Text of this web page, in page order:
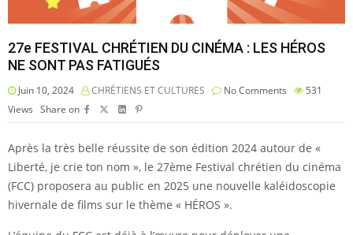
27e FESTIVAL CHRÉTIEN DU CINÉMA : LES HÉROS
NE SONT PAS FATIGUÉS
Juin 10, 2024 CHRÉTIENS ET CULTURES No Comments
531
Views Share on
Après la très belle réussite de son édition 2024 autour de «
Liberté, je crie ton nom », le 27ème Festival chrétien du cinéma
(FCC) proposera au public en 2025 une nouvelle kaléidoscopie
hivernale de films sur le thème « HÉROS ».